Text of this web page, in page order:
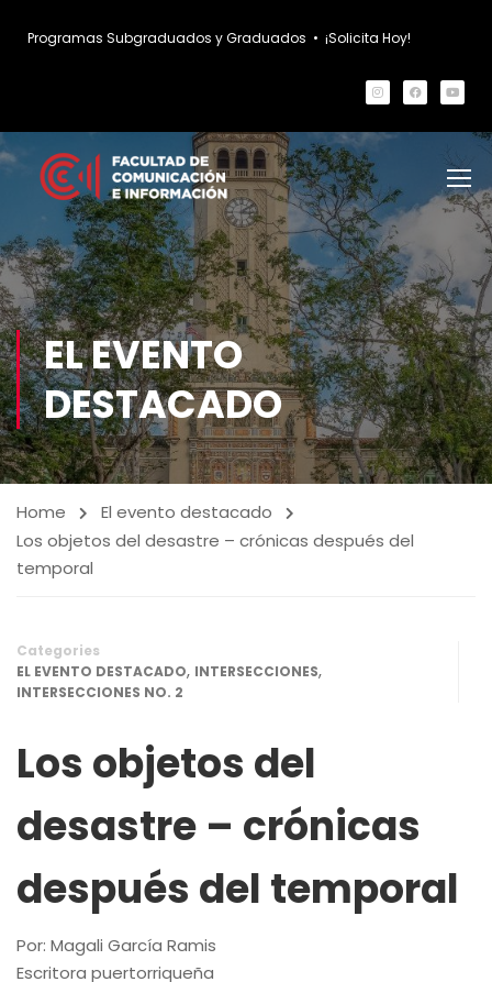
Programas Subgraduados y Graduados • ¡Solicita Hoy!
EL EVENTO
DESTACADO
Home
El evento destacado
Los objetos del desastre – crónicas después del
temporal
Categories
EL EVENTO DESTACADO, INTERSECCIONES,
INTERSECCIONES NO. 2
Los objetos del
desastre – crónicas
después del temporal
Por: Magali García Ramis
Escritora puertorriqueña